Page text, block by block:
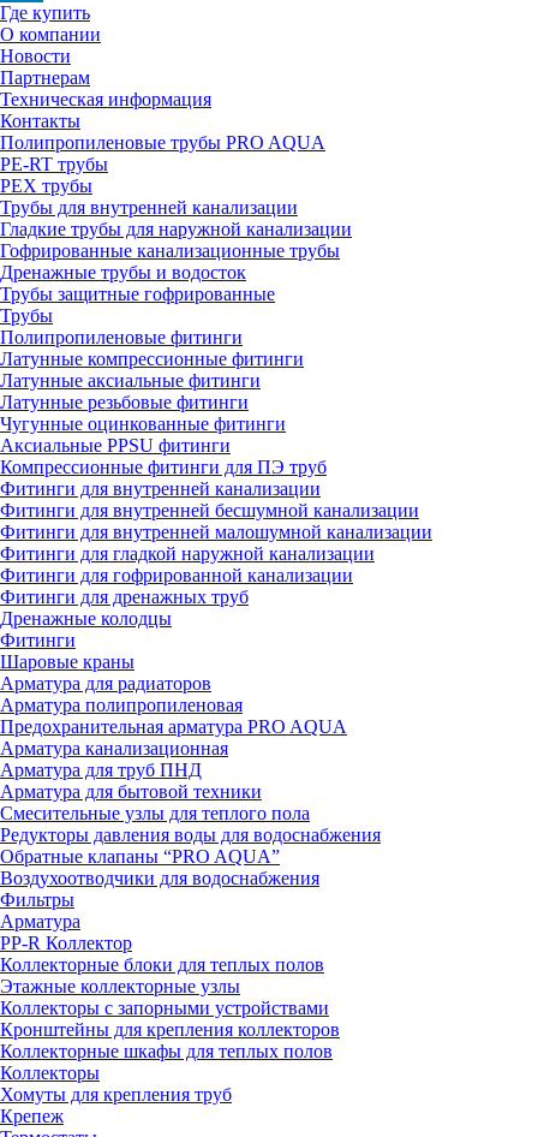
Где купить
О компании
Новости
Партнерам
Техническая информация
Контакты
Полипропиленовые трубы PRO AQUA
PE-RT трубы
PEX трубы
Трубы для внутренней канализации
Гладкие трубы для наружной канализации
Гофрированные канализационные трубы
Дренажные трубы и водосток
Трубы защитные гофрированные
Трубы
Полипропиленовые фитинги
Латунные компрессионные фитинги
Латунные аксиальные фитинги
Латунные резьбовые фитинги
Чугунные оцинкованные фитинги
Аксиальные PPSU фитинги
Компрессионные фитинги для ПЭ труб
Фитинги для внутренней канализации
Фитинги для внутренней бесшумной канализации
Фитинги для внутренней малошумной канализации
Фитинги для гладкой наружной канализации
Фитинги для гофрированной канализации
Фитинги для дренажных труб
Дренажные колодцы
Фитинги
Шаровые краны
Арматура для радиаторов
Арматура полипропиленовая
Предохранительная арматура PRO AQUA
Арматура канализационная
Арматура для труб ПНД
Арматура для бытовой техники
Смесительные узлы для теплого пола
Редукторы давления воды для водоснабжения
Обратные клапаны “PRO AQUA”
Воздухоотводчики для водоснабжения
Фильтры
Арматура
PP-R Коллектор
Коллекторные блоки для теплых полов
Этажные коллекторные узлы
Коллекторы с запорными устройствами
Кронштейны для крепления коллекторов
Коллекторные шкафы для теплых полов
Коллекторы
Хомуты для крепления труб
Крепеж